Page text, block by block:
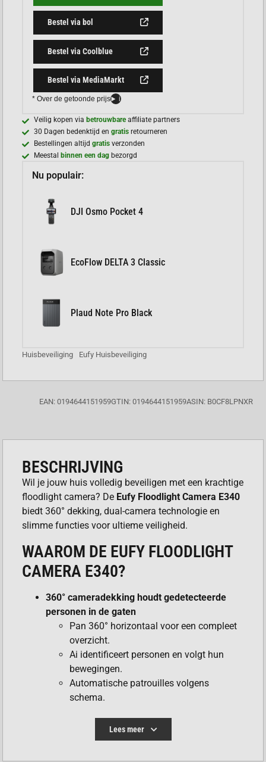
Bestel via bol
Bestel via Coolblue
Bestel via MediaMarkt
* Over de getoonde prijs i
Veilig kopen via betrouwbareaffiliate partners
30 Dagen bedenktijd engratis retourneren
Bestellingen altijdgratisverzonden
Meestal
binnen een dag bezorgd
Nu populair:
DJI Osmo Pocket 4
EcoFlow DELTA 3 Classic
Plaud Note Pro Black
Huisbeveiliging Eufy Huisbeveiliging
EAN: 0194644151959GTIN: 0194644151959ASIN: B0CF8LPNXR
BESCHRIJVING
Wil je jouw huis volledig beveiligen met een krachtige
floodlight camera? De Eufy Floodlight Camera E340
biedt 360° dekking, dual-camera technologie en
slimme functies voor ultieme veiligheid.
WAAROM DE EUFY FLOODLIGHT
CAMERA E340?
360° cameradekking houdt gedetecteerde
personen in de gaten
Pan 360° horizontaal voor een compleet
overzicht.
Ai identificeert personen en volgt hun
bewegingen.
Automatische patrouilles volgens
schema.
24/7 opname voor gemoedsrust
Altijd aan en altijd opnemen.
Lees meer